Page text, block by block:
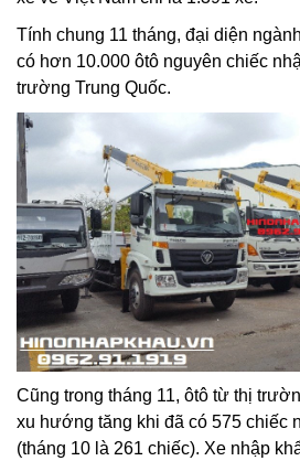
Tính chung 11 tháng, đại diện
có hơn 10.000 ôtô nguyên chiếc
trường Trung Quốc.
Cũng trong tháng 11, ôtô từ thị
xu hướng tăng khi đã có 575 chiếc
(tháng 10 là 261 chiếc). Xe nhập